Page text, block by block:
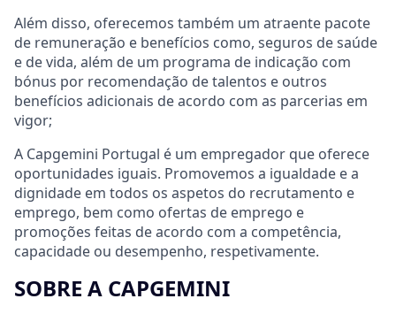
Além disso, oferecemos também um atraente pacote
de remuneração e benefícios como, seguros de saúde
e de vida, além de um programa de indicação com
bónus por recomendação de talentos e outros
benefícios adicionais de acordo com as parcerias em
vigor;
A Capgemini Portugal é um empregador que oferece
oportunidades iguais. Promovemos a igualdade e a
dignidade em todos os aspetos do recrutamento e
emprego, bem como ofertas de emprego e
promoções feitas de acordo com a competência,
capacidade ou desempenho, respetivamente.
SOBRE A CAPGEMINI